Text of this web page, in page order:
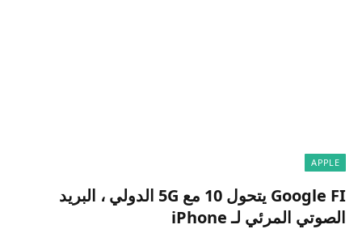
APPLE
Google FI يتحول 10 مع 5G الدولي ، البريد
الصوتي المرئي لـ iPhone